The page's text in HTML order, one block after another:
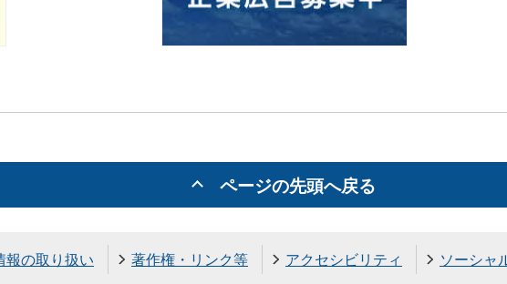
ページの先頭へ戻る
報の取り扱い 著作権・リンク等 アクセシビリティ ソーシャ